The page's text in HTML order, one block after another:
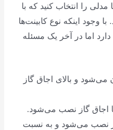
مدلی را انتخاب کنید که با
وجود اینکه نوع کابینت‌ها
اما در آخر یک مسئله
و بالای اجاق گاز
اجاق گاز نصب می‌شود.
نصب می‌شود و به نسبت